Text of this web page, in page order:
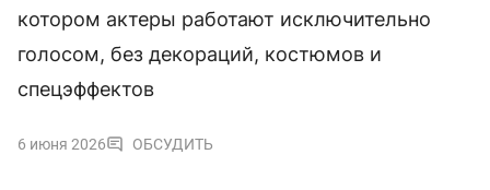
котором актеры работают исключительно
голосом, без декораций, костюмов и
спецэффектов
6 июня 2026 ОБСУДИТЬ